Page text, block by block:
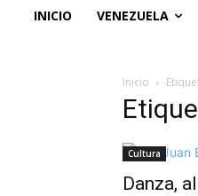
INICIO VENEZUELA
Inicio
Cultura
Danza,